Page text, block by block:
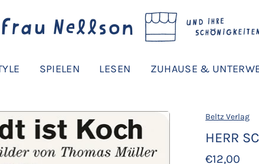
SPIELEN LESEN ZUHAUSE &
Beltz Verlag
HERR
€12,00